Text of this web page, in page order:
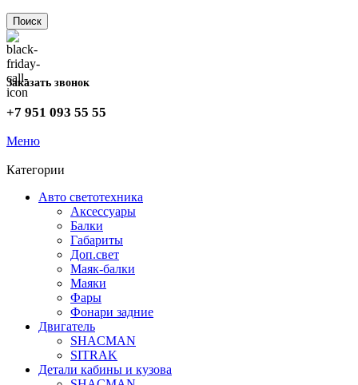
Поиск
Заказать звонок
+7 951 093 55 55
Меню
Категории
Авто светотехника
Аксессуары
Балки
Габариты
Доп.свет
Маяк-балки
Маяки
Фары
Фонари задние
Двигатель
SHACMAN
SITRAK
Детали кабины и кузова